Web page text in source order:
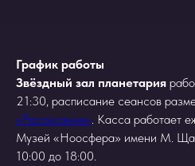
График работы
Звёздный зал планетария
21:30, расписание сеансов
«Расписание». Касса работает
Музей «Ноосфера» имени М.
10:00 до 18:00.